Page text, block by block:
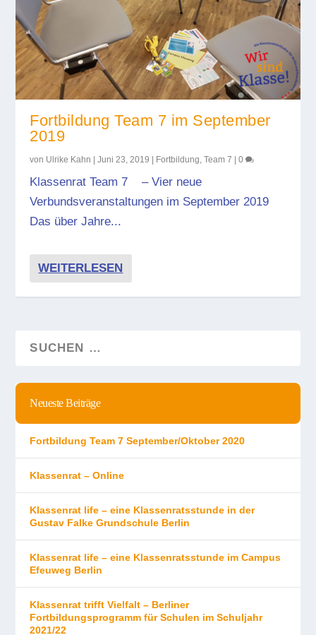
Fortbildung Team 7 im September
2019
von Ulrike Kahn |Juni 23, 2019 | Fortbildung ,Team 7 |0
Klassenrat Team 7 – Vier neue
Verbundsveranstaltungen im September 2019
Das über Jahre...
WEITERLESEN
Neueste Beiträge
Fortbildung Team 7 September/Oktober 2020
Klassenrat – Online
Klassenrat life – eine Klassenratsstunde in der
Gustav Falke Grundschule Berlin
Klassenrat life – eine Klassenratsstunde im Campus
Efeuweg Berlin
Klassenrat trifft Vielfalt – Berliner
Fortbildungsprogramm für Schulen im Schuljahr
2021/22